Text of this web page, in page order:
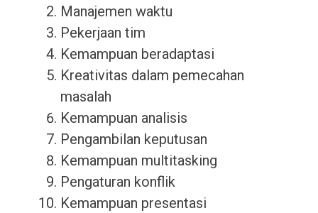
Manajemen waktu
Pekerjaan tim
Kemampuan beradaptasi
Kreativitas dalam pemecahan
masalah
Kemampuan analisis
Pengambilan keputusan
Kemampuan multitasking
Pengaturan konflik
Kemampuan presentasi